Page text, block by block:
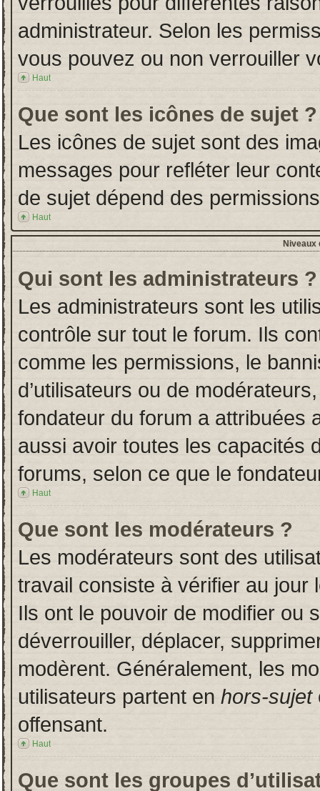
administrateur. Selon les
vous pouvez ou non verrouiller
Haut
Que sont les icônes de sujet ?
Les icônes de sujet sont des
messages pour refléter leur
de sujet dépend des
Haut
Niveaux
Qui sont les administrateurs ?
Les administrateurs sont les
contrôle sur tout le forum. Ils
comme les permissions, le
d’utilisateurs ou de
fondateur du forum a attribuées
aussi avoir toutes les capacités
forums, selon ce que le
Haut
Que sont les modérateurs ?
Les modérateurs sont des
travail consiste à vérifier au jour
Ils ont le pouvoir de modifier ou
déverrouiller, déplacer,
modèrent. Généralement, les
utilisateurs partent en hors-sujet
offensant.
Haut
Que sont les groupes